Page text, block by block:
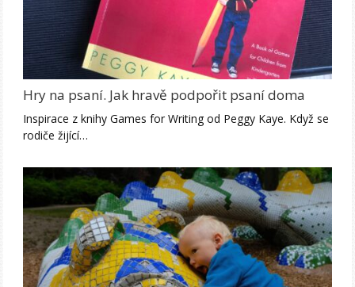
Hry na psaní. Jak hravě podpořit psaní doma
Inspirace z knihy Games for Writing od Peggy Kaye. Když se
rodiče žijící…